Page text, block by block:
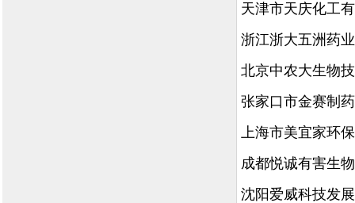
天津市天庆化工
浙江浙大五洲药
北京中农大生物
张家口市金赛制
上海市美宜家环
成都悦诚有害生
沈阳爱威科技发